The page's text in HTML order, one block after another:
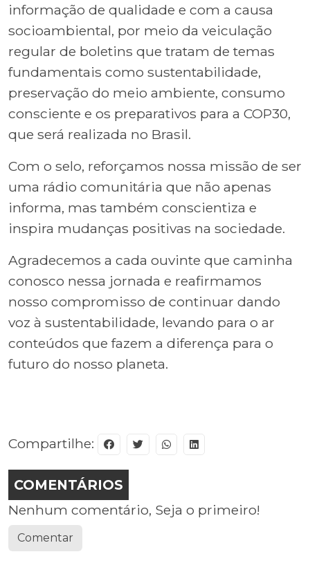
informação de qualidade e com a causa
socioambiental, por meio da veiculação
regular de boletins que tratam de temas
fundamentais como sustentabilidade,
preservação do meio ambiente, consumo
consciente e os preparativos para a COP30,
que será realizada no Brasil.
Com o selo, reforçamos nossa missão de ser
uma rádio comunitária que não apenas
informa, mas também conscientiza e
inspira mudanças positivas na sociedade.
Agradecemos a cada ouvinte que caminha
conosco nessa jornada e reafirmamos
nosso compromisso de continuar dando
voz à sustentabilidade, levando para o ar
conteúdos que fazem a diferença para o
futuro do nosso planeta.
Compartilhe:
COMENTÁRIOS
Nenhum comentário, Seja o primeiro!
Comentar